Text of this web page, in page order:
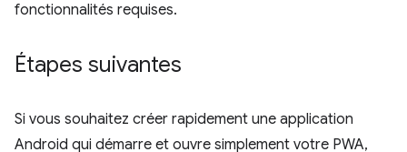
fonctionnalités requises.
Étapes suivantes
Si vous souhaitez créer rapidement une application
Android qui démarre et ouvre simplement votre PWA,